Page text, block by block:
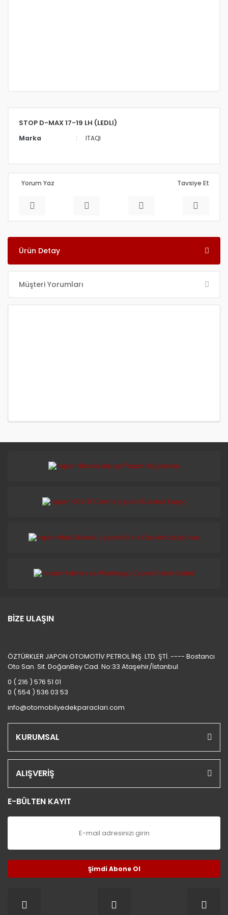
STOP D-MAX 17-19 LH (LEDLI)
Marka ITAQI
Yorum Yaz Tavsiye Et
Ürün Detay
Müşteri Yorumları
BİZE ULAŞIN
ÖZTÜRKLER JAPON OTOMOTİV PETROL İNŞ. LTD. ŞTİ. ---- Bostancı
Oto San. Sit. DoğanBey Cad. No:33 Ataşehir/İstanbul
0 ( 216 ) 576 51 01
0 ( 554 ) 536 03 53
info@otomobilyedekparaclari.com
KURUMSAL
ALIŞVERİŞ
E-BÜLTEN KAYIT
Şimdi Abone Ol